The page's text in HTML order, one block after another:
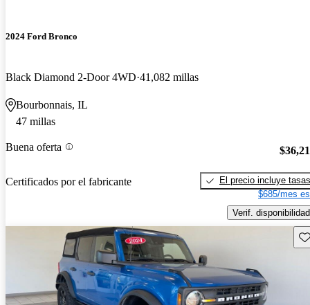
2024 Ford Bronco
Black Diamond 2-Door 4WD 41,082 millas
Bourbonnais, IL
47 millas
Buena oferta
Certificados por el fabricante
El precio incluye tasas
$685/mes
Verif. disponibilidad